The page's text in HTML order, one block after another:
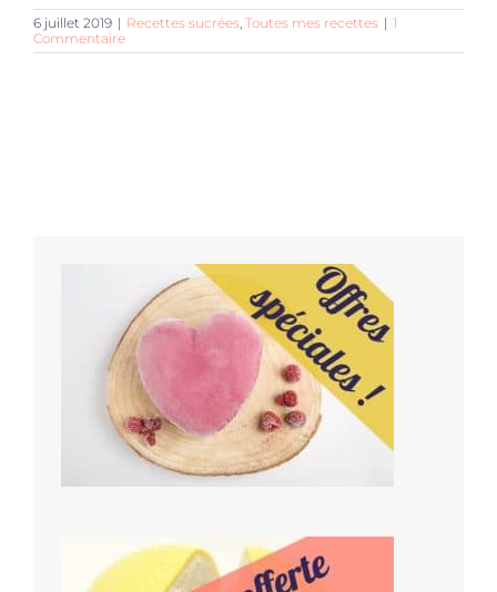
6 juillet 2019 | Recettes sucrées Toutes mes recettes | 1
Commentaire